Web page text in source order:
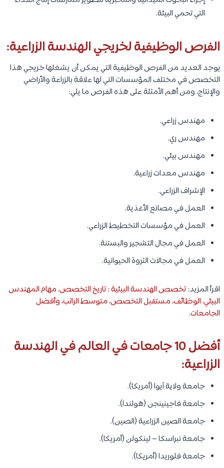
التي تحمي البيئة.
الفرص الوظيفية لخريجي الهندسة الزراعية:
يوجد العديد من الفرص الوظيفية التي يمكن أن يشغلها خريجي هذا
التخصص في مختلف المؤسسات التي لها علاقة بالزراعة والأراضي
والإنتاج، ومن أهم الأمثلة على هذه الفرص ما يلي:
مهندس زراعي.
مهندس ري.
مهندس بيئي.
مهندس معدات زراعية.
الإشراف الزراعي.
العمل في مصانع الأغذية.
العمل في مؤسسات التخطيط الزراعي.
العمل في مجال التشجير والبستنة.
العمل في مجالات الثروة الحيوانية.
اقرأ المزيد:تخصص الهندسة البيئية : تاريخ التخصص، مهام المهندس
البيئي، الوظائف، مستقبل التخصص، متوسط الراتب، وأفضل
الجامعات.
أفضل 10 جامعات في العالم في الهندسة
الزراعية:
جامعة ولاية آيوا (أمريكا).
جامعة فاجينينجن (هولندا).
جامعة الصين الزراعية (الصين).
جامعة نبراسكا – لينكولن (أمريكا).
جامعة فلوريدا (أمريكا).